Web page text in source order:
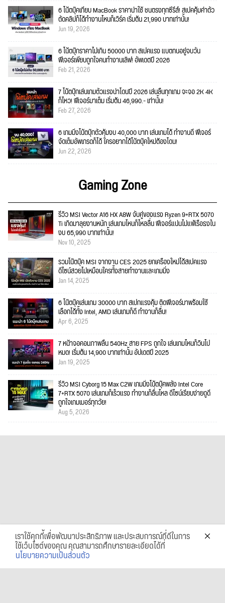
6 โน้ตบุ๊คเทียบ MacBook ราคาน่าใช้ ชนตรงทุกซีรีส์! สเปคคุ้มค่าตัว
ตัดคลิปก็ได้ทำงานไหนก็เวิร์ค เริ่มต้น 21,990 บาทเท่านั้น!
Jun 19, 2026
6 โน้ตบุ๊กราคาไม่เกิน 50000 บาท สเปคแรง แบตทนอยู่จบวัน
ฟีเจอร์เพียบถูกใจคนทำงานเลิฟ! อัพเดตปี 2026
Feb 21, 2026
7 โน้ตบุ๊กเล่นเกมตัวแรงน่าโดนปี 2026 เล่นลื่นทุกเกม จะจอ 2K 4K
ก็ไหว! ฟีเจอร์มาเต็ม เริ่มต้น 46,990.- เท่านั้น!
Feb 27, 2026
6 เกมมิ่งโน้ตบุ๊กตัวคุ้มงบ 40,000 บาท เล่นเกมได้ ทำงานดี ฟีเจอร์
จัดเต็มอัพเกรดก็ได้ ใครอยากได้โน้ตบุ๊คใหม่ต้องโดน!
Jun 22, 2026
Gaming Zone
รีวิว MSI Vector A16 HX A8W จับคู่ของแรง Ryzen 9+RTX 5070
Ti เกิดมาลุยงานหนัก เล่นเกมไหนก็ไหลลื่น ฟีเจอร์แน่นไม่แพ้เรือธงใน
งบ 65,990 บาทเท่านั้น!
Nov 10, 2025
รวมโน๊ตบุ๊ค MSI จากงาน CES 2025 ยกเครื่องใหม่ได้สเปคแรง
ดีไซน์สวยไม่เหมือนใครทั้งสายทำงานและเกมมิ่ง
Jan 14, 2025
6 โน๊ตบุ๊คเล่นเกม 30000 บาท สเปกแรงคุ้ม ติดฟีเจอร์มาพร้อมใช้
เลือกได้ทั้ง Intel, AMD เล่นเกมก็ดี ทำงานก็ลื่น!
Apr 6, 2025
7 หน้าจอคอมภาพลื่น 540Hz สาย FPS ถูกใจ เล่นเกมไหนก็วินไป
หมด! เริ่มต้น 14,900 บาทเท่านั้น อัปเดตปี 2025
Jan 19, 2025
รีวิว MSI Cyborg 15 Max C2W เกมมิ่งโน้ตบุ๊คพลัง Intel Core
7+RTX 5070 เล่นเกมก็เร็วแรง ทำงานก็ลื่นไหล ดีไซน์เรียบง่ายดูดี
ถูกใจเกมเมอร์ทุกวัย!
Aug 5, 2026
เราใช้คุกกี้เพื่อพัฒนาประสิทธิภาพ และประสบการณ์ที่ดีในการ
ใช้เว็บไซต์ของคุณ คุณสามารถศึกษารายละเอียดได้ที่
นโยบายความเป็นส่วนตัว